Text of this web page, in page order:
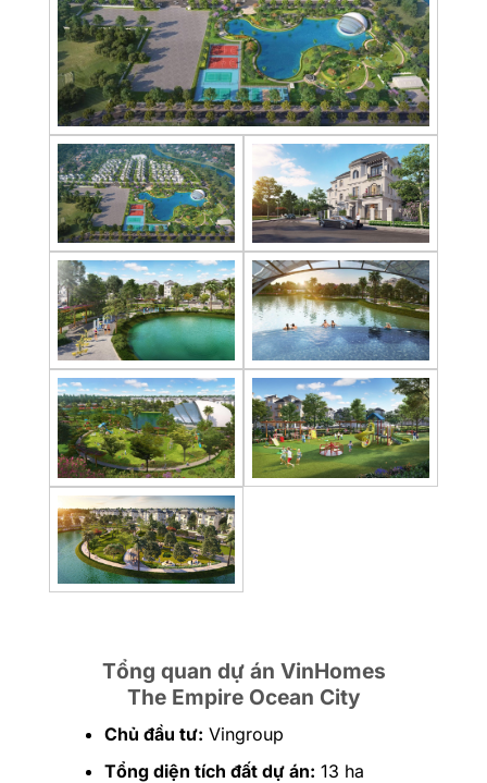
Tổng quan dự án VinHomes
The Empire Ocean City
Chủ đầu tư: Vingroup
Tổng diện tích đất dự án: 13 ha